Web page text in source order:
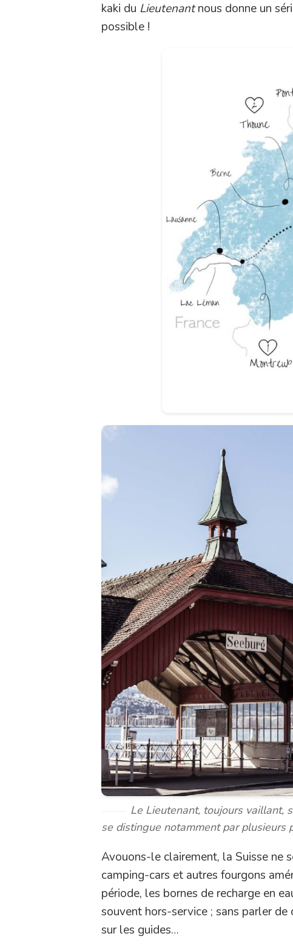
kaki du Lieutenantnous donne un
possible !
Le Lieutenant, toujours vaillant,
se distingue notamment par plusieurs
Avouons-le clairement, la Suisse ne
camping-cars et autres fourgons
période, les bornes de recharge en
souvent hors-service ; sans parler
sur les guides…